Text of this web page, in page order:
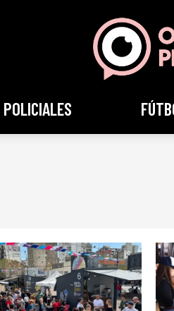
POLICIALES